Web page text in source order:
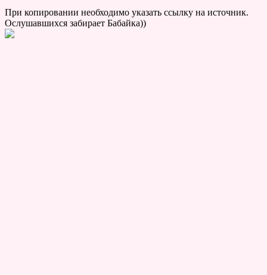
При копировании необходимо указать ссылку на источник.
Ослушавшихся забирает Бабайка))